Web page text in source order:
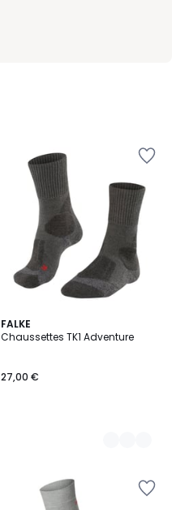
FALKE
Chaussettes TK1 Adventure
27,00 €
4
Couleurs